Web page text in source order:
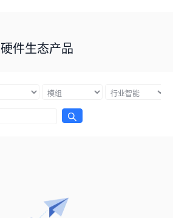
硬件生态产品